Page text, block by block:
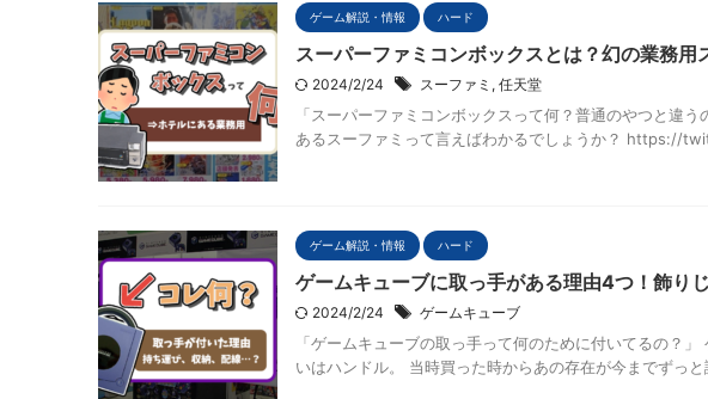
ゲーム解説・情報 ハード
スーパーファミコンボックスとは？幻の業務用
2024/2/24 スーファミ , 任天堂
「スーパーファミコンボックスって何？普通のやつと違
あるスーファミって言えばわかるでしょうか？ https://
ゲーム解説・情報 ハード
ゲームキューブに取っ手がある理由4つ！飾り
2024/2/24 ゲームキューブ
「ゲームキューブの取っ手って何のために付いてるの？
いはハンドル。 当時買った時からあの存在が今までずっ